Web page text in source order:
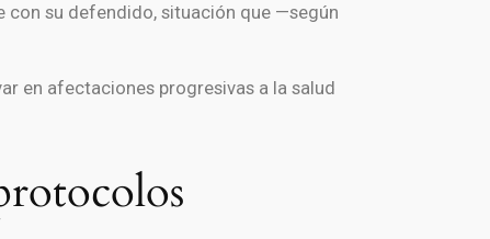
con su defendido, situación que —según
en afectaciones progresivas a la salud